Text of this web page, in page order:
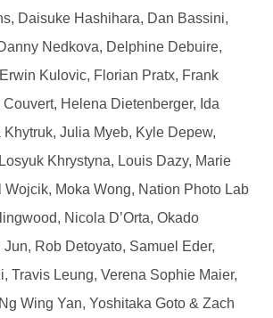
Daisuke Hashihara, Dan Bassini,
Nedkova, Delphine Debuire,
Kulovic, Florian Pratx, Frank
Helena Dietenberger, Ida
Julia Myeb, Kyle Depew,
Khrystyna, Louis Dazy, Marie
Moka Wong, Nation Photo Lab
Nicola D’Orta, Okado
Rob Detoyato, Samuel Eder,
Travis Leung, Verena Sophie Maier,
Wing Yan, Yoshitaka Goto & Zach